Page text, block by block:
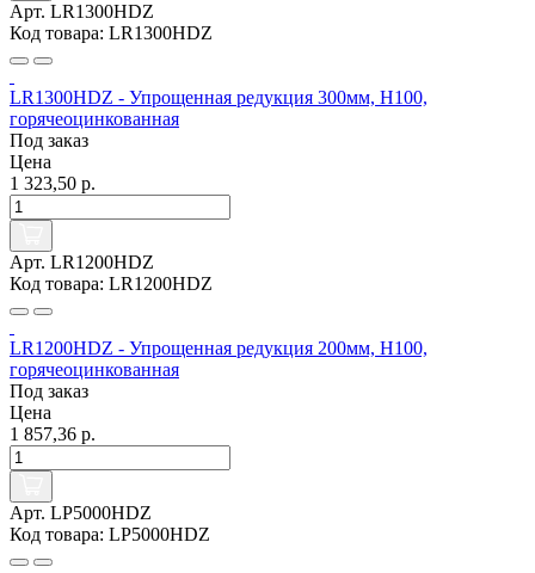
Арт. LR1300HDZ
Код товара: LR1300HDZ
LR1300HDZ - Упрощенная редукция 300мм, Н100,
горячеоцинкованная
Под заказ
Цена
1 323,50 р.
Арт. LR1200HDZ
Код товара: LR1200HDZ
LR1200HDZ - Упрощенная редукция 200мм, Н100,
горячеоцинкованная
Под заказ
Цена
1 857,36 р.
Арт. LP5000HDZ
Код товара: LP5000HDZ